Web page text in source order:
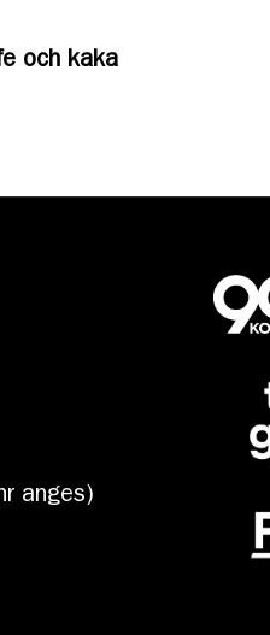
och kaka
anges)